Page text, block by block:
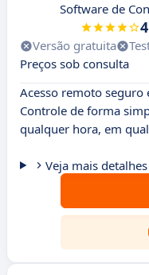
Software de
Versão gratuita
Preços sob consulta
Acesso remoto seguro
Controle de forma
qualquer hora, em
Veja mais detalhes